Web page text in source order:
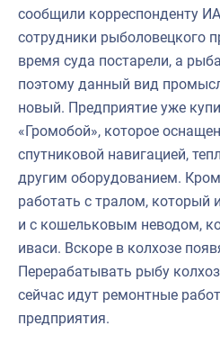
Инфографика
Укрепление духовно-
События в России и мире
сообщили корреспонденту
сотрудники рыболовецкого
время суда постарели, а
поэтому данный вид
новый. Предприятие уже
«Громобой», которое
спутниковой навигацией,
другим оборудованием.
работать с тралом, который
и с кошельковым неводом,
иваси. Вскоре в колхозе
Перерабатывать рыбу
сейчас идут ремонтные
предприятия.